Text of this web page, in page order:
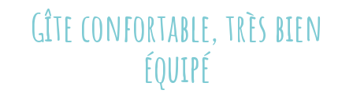
Gîte confortable, très bien
équipé